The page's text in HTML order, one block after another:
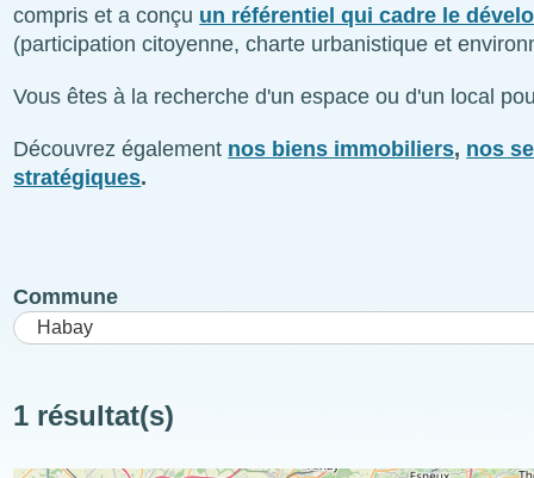
compris et a conçu un référentiel qui cadre le
(participation citoyenne, charte urbanistique et
Vous êtes à la recherche d'un espace ou d'un local
Découvrez également nos biens immobiliers, nos
stratégiques.
Commune
1 résultat(s)